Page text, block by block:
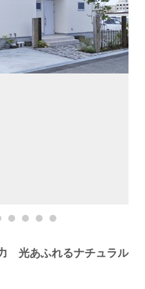
光あふれるナチュラル